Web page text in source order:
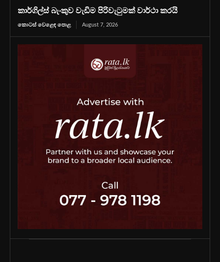
කාර්ගිල්ස් බැංකුව වැඩිම පිරිවැටුමක් වාර්ථා කරයි
කොටස් වෙළෙඳ පොළ August 7, 2026